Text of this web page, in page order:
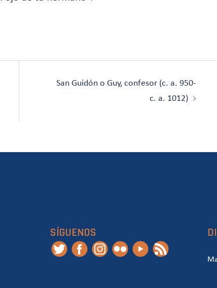
San Guidón o Guy, confesor (c. a. 950-
c. a. 1012)
SÍGUENOS